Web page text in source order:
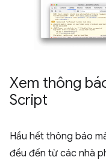
Xem thông
Script
Hầu hết thông báo
đều đến từ các nhà